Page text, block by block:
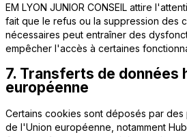
EM LYON JUNIOR CONSEIL attire
fait que le refus ou la suppression des
nécessaires peut entraîner des
empêcher l'accès à certaines
7. Transferts de données
européenne
Certains cookies sont déposés par des
de l'Union européenne, notamment